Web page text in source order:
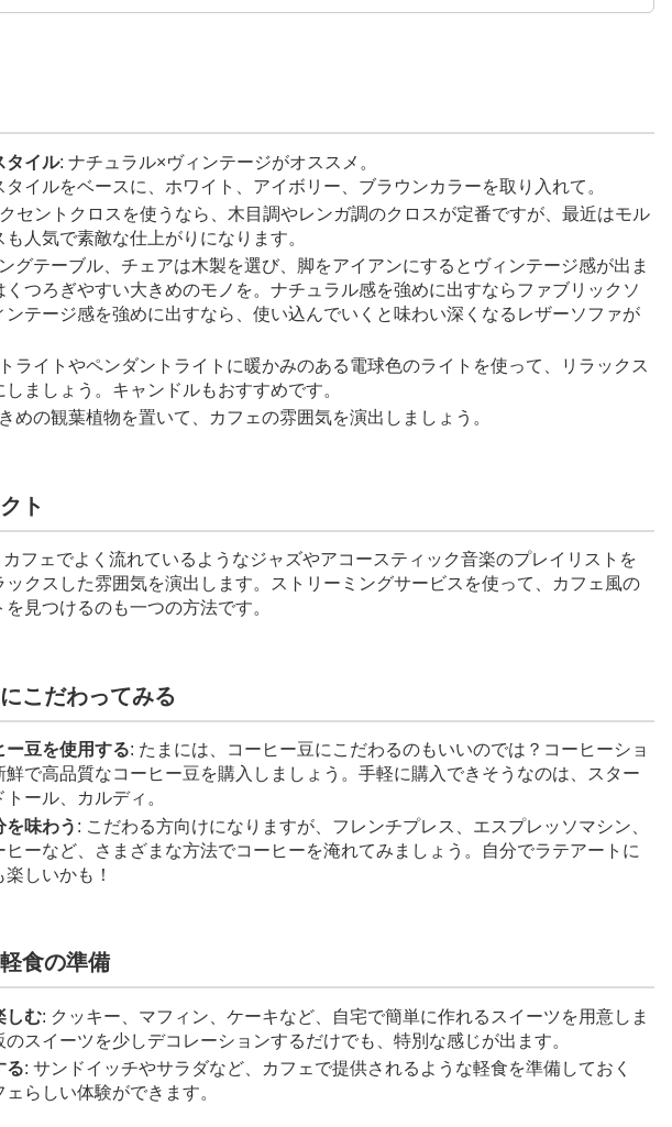
タイル: ナチュラル×ヴィンテージがオススメ。
タイルをベースに、ホワイト、アイボリー、ブラウンカラーを取り入れて。
セントクロスを使うなら、木目調やレンガ調のクロスが定番ですが、最近はモル
も人気で素敵な仕上がりになります。
グテーブル、チェアは木製を選び、脚をアイアンにするとヴィンテージ感が出ま
くつろぎやすい大きめのモノを。ナチュラル感を強めに出すならファブリックソ
ンテージ感を強めに出すなら、使い込んでいくと味わい深くなるレザーソファが
ライトやペンダントライトに暖かみのある電球色のライトを使って、リラックス
しましょう。キャンドルもおすすめです。
めの観葉植物を置いて、カフェの雰囲気を演出しましょう。
ト
カフェでよく流れているようなジャズやアコースティック音楽のプレイリストを
ックスした雰囲気を演出します。ストリーミングサービスを使って、カフェ風の
見つけるのも一つの方法です。
こだわってみる
ー豆を使用する: たまには、コーヒー豆にこだわるのもいいのでは？コーヒーショ
鮮で高品質なコーヒー豆を購入しましょう。手軽に購入できそうなのは、スター
ール、カルディ。
を味わう : こだわる方向けになりますが、フレンチプレス、エスプレッソマシン、
ヒーなど、さまざまな方法でコーヒーを淹れてみましょう。自分でラテアートに
しいかも！
食の準備
しむ: クッキー、マフィン、ケーキなど、自宅で簡単に作れるスイーツを用意しま
のスイーツを少しデコレーションするだけでも、特別な感じが出ます。
る: サンドイッチやサラダなど、カフェで提供されるような軽食を準備しておく
らしい体験ができます。